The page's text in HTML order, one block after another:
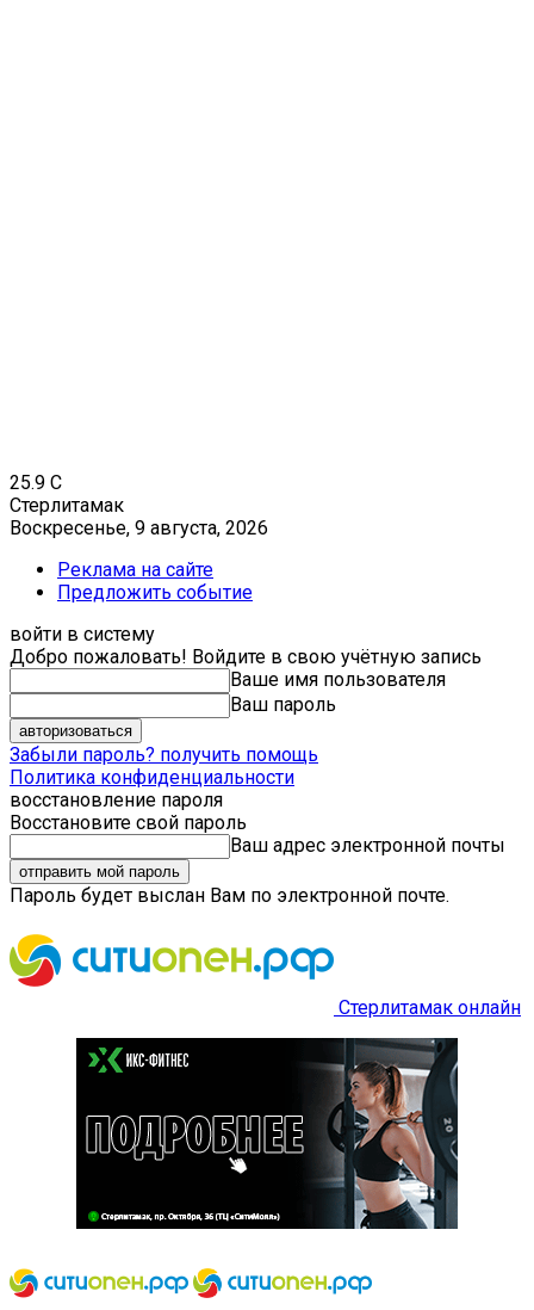
25.9 C
Стерлитамак
Воскресенье, 9 августа, 2026
Реклама на сайте
Предложить событие
войти в систему
Добро пожаловать! Войдите в свою учётную запись
Ваше имя пользователя
Ваш пароль
Забыли пароль? получить помощь
Политика конфиденциальности
восстановление пароля
Восстановите свой пароль
Ваш адрес электронной почты
Пароль будет выслан Вам по электронной почте.
Стерлитамак онлайн